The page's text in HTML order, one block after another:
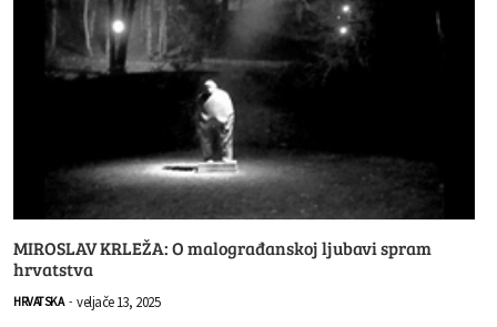
MIROSLAV KRLEŽA: O malograđanskoj ljubavi spram
hrvatstva
HRVATSKA - veljače 13, 2025